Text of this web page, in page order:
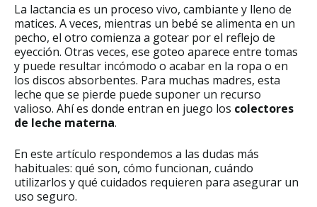
La lactancia es un proceso vivo, cambiante y lleno de
matices. A veces, mientras un bebé se alimenta en un
pecho, el otro comienza a gotear por el reflejo de
eyección. Otras veces, ese goteo aparece entre tomas
y puede resultar incómodo o acabar en la ropa o en
los discos absorbentes. Para muchas madres, esta
leche que se pierde puede suponer un recurso
valioso. Ahí es donde entran en juego los colectores
de leche materna.
En este artículo respondemos a las dudas más
habituales: qué son, cómo funcionan, cuándo
utilizarlos y qué cuidados requieren para asegurar un
uso seguro.